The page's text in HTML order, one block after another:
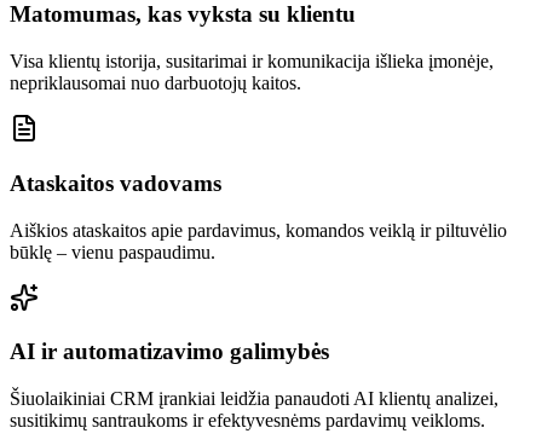
Matomumas, kas vyksta su klientu
Visa klientų istorija, susitarimai ir komunikacija išlieka įmonėje,
nepriklausomai nuo darbuotojų kaitos.
Ataskaitos vadovams
Aiškios ataskaitos apie pardavimus, komandos veiklą ir piltuvėlio
būklę – vienu paspaudimu.
AI ir automatizavimo galimybės
Šiuolaikiniai CRM įrankiai leidžia panaudoti AI klientų analizei,
susitikimų santraukoms ir efektyvesnėms pardavimų veikloms.